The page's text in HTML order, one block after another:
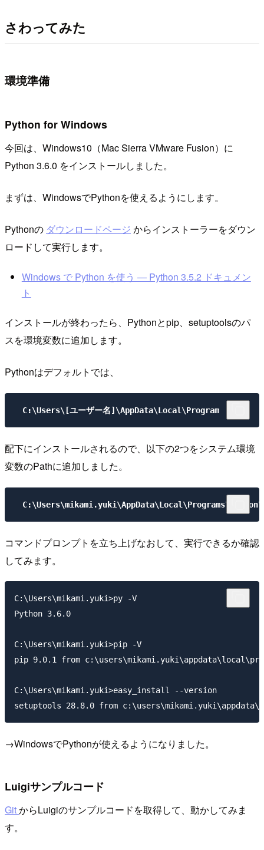
さわってみた
環境準備
Python for Windows
今回は、Windows10（Mac Sierra VMware Fusion）に
Python 3.6.0 をインストールしました。
まずは、WindowsでPythonを使えるようにします。
Pythonの ダウンロードページ からインストーラーをダウン
ロードして実行します。
Windows で Python を使う — Python 3.5.2 ドキュメン
ト
インストールが終わったら、Pythonとpip、setuptoolsのパ
スを環境変数に追加します。
Pythonはデフォルトでは、
C:\Users\[ユーザー名]\AppData\Local\Program
配下にインストールされるので、以下の2つをシステム環境
変数のPathに追加しました。
コマンドプロンプトを立ち上げなおして、実行できるか確認
してみます。
C:\Users\mikami.yuki>py -V
Python 3.6.0
C:\Users\mikami.yuki>pip -V
pip 9.0.1 from
C:\Users\mikami.yuki>easy_install --version
→WindowsでPythonが使えるようになりました。
Luigiサンプルコード
GitからLuigiのサンプルコードを取得して、動かしてみま
す。